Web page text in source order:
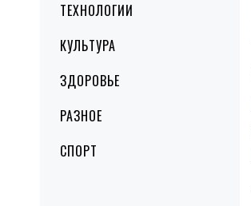
ТЕХНОЛОГИИ
КУЛЬТУРА
ЗДОРОВЬЕ
РАЗНОЕ
СПОРТ